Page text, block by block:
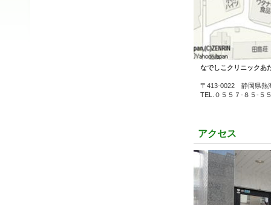
なでしこクリニックあ
〒413-0022 静岡県熱
TEL.０５５７-８５-５
アクセス